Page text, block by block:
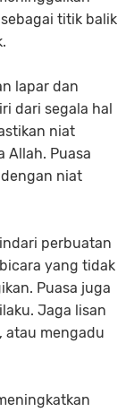
titik balik
lapar dan
dari segala hal
niat
Allah. Puasa
niat
perbuatan
yang tidak
Puasa juga
Jaga lisan
atau mengadu